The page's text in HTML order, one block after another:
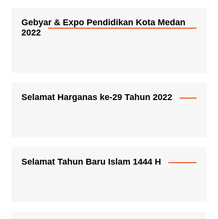
Gebyar & Expo Pendidikan Kota Medan
2022
Selamat Harganas ke-29 Tahun 2022
Selamat Tahun Baru Islam 1444 H